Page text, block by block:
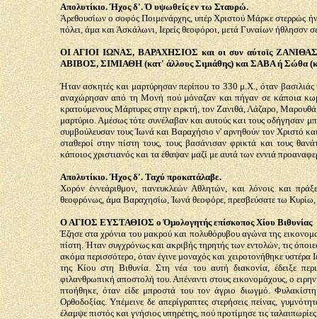
Απολυτίκιο. Ήχος δ'. Ό υψωθείς εν τω Σταυρώ.
Άρεθουσίων ο σοφός Ποιμενάρχης, υπέρ Χριστού Μάρκε στερρώς
πόλει, άμα και Άσκάλωνι, Ιερείς θεοφόροι, μετά Γυναίων ήθλησσν
ΟΙ ΑΓΙΟΙ ΙΩΝΑΣ, ΒΑΡΑΧΗΣΙΟΣ και οι συν αύτοϊς
ΑΒΙΒΟΣ, ΣΙΜΙΑΘΗ (κατ' άλλους Σιμιάθης) και ΣΑΒΑ ή Σώθα
Ήταν ασκητές και μαρτύρησαν περίπου το 330 μ.Χ., όταν
αναχώρησαν από τη Μονή πού μόναζαν και πήγαν σε κάποια
κρατούμενους Μάρτυρες στην ειρκτή, τον Ζανιθά, Λάζαρο,
μαρτύριο. Αμέσως τότε συνέλαβαν και αυτούς και τους οδήγησαν
συμβούλευσαν τους Ίωνά και Βαραχήσιο ν' αρνηθούν τον Χριστό
σταθεροί στην πίστη τους, τους βασάνισαν φρικτά και τους
κάποιος χριστιανός και τα έθαψαν μαζί με αυτά των εννιά
Απολυτίκιο. Ήχος δ'. Ταχύ προκατάλαβε.
Χορόν έννεάριθμον, πανευκλεών Αθλητών, και λόνοις και
θεοφρόνως, άμα Βαραχησίω, Ίωνά θεοφόρε, πρεσβεύσατε τω Κυρίω,
Ο ΑΓΙΟΣ ΕΥΣΤΑΘΙΟΣ ο Όμολογητής επίσκοπος Χίου Βιθυνίας
Έζησε στα χρόνια του μακρού και πολυθόρυβου αγώνα της
πίστη. Ήταν συγχρόνως και ακριβής τηρητής των εντολών, τις
ακόμα περισσότερο, όταν έγινε μοναχός και χειροτονήθηκε
της Κίου στη Βιθυνία. Στη νέα του αυτή διακονία, έδειξε
φιλανθρωπική αποστολή του. Απέναντι στους εικονομάχους, ο
πτοήθηκε, όταν είδε μπροστά του τον άγριο διωγμό.
Ορθοδοξίας. Υπέμεινε δε απερίγραπτες στερήσεις πείνας,
έλαμψε πιστός και γνήσιος υπηρέτης, πού προτίμησε τις